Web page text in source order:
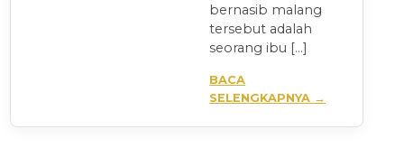
bernasib malang
tersebut adalah
seorang ibu […]
BACA
SELENGKAPNYA →